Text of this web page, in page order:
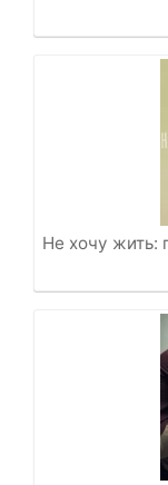
Не хочу жить: